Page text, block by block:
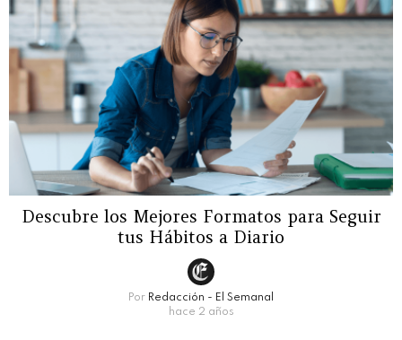
Descubre los Mejores Formatos para Seguir
tus Hábitos a Diario
Por Redacción - El Semanal
hace 2 años